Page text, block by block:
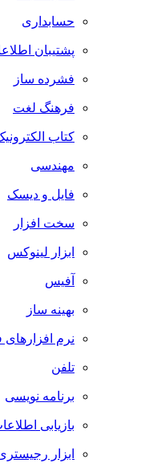
حسابداری
پشتیبان اطلاعات
فشرده ساز
فرهنگ لغت
کتاب الکترونیک
مهندسی
فایل و دیسک
سخت افزار
ابزار لینوکس
آفیس
بهینه ساز
نرم افزارهای فارسی
تلفن
برنامه نویسی
بازیابی اطلاعات
ابزار رجیستری